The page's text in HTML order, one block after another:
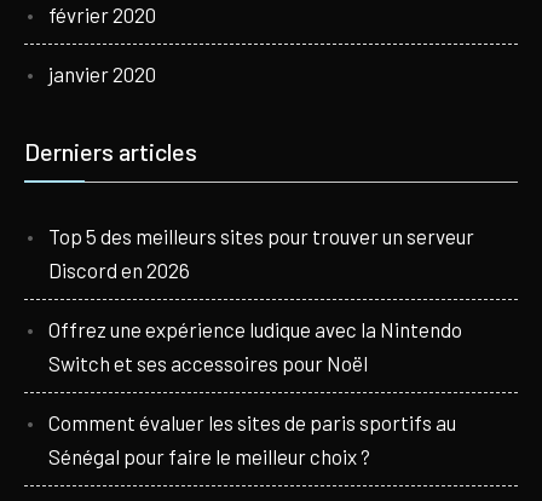
février 2020
janvier 2020
Derniers articles
Top 5 des meilleurs sites pour trouver un serveur
Discord en 2026
Offrez une expérience ludique avec la Nintendo
Switch et ses accessoires pour Noël
Comment évaluer les sites de paris sportifs au
Sénégal pour faire le meilleur choix ?